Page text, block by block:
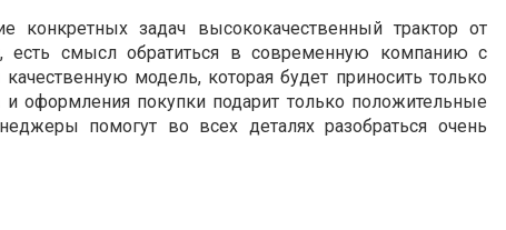
конкретных задач высококачественный трактор от
есть смысл обратиться в современную компанию с
модель, которая будет приносить только
оформления покупки подарит только положительные
помогут во всех деталях разобраться очень